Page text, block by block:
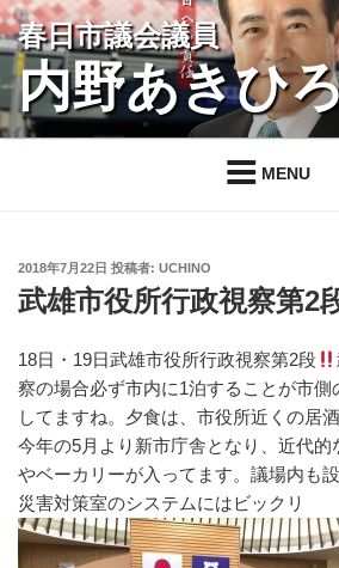
コ
ン
ツ
春日市議会議員
内野あきひ
MENU
投
稿
日:
2018年7月22日 投稿者: UCHINO
武雄市役所行政視察第2
18日・19日武雄市役所行政視察第2段
察の場合必ず市内に1泊することが市
してますね。夕食は、市役所近くの居
今年の5月より新市庁舎となり、近代的
やベーカリーが入ってます。議場内も
災害対策室のシステムにはビックリ